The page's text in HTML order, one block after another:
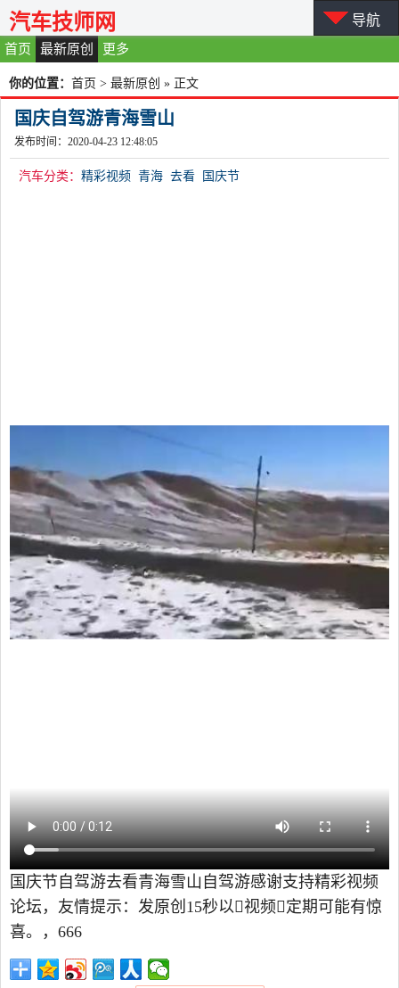
首页 最新原创 更多
汽车技师网 导航
你的位置： 首页 > 最新原创 » 正文
国庆自驾游青海雪山
发布时间：2020-04-23 12:48:05
汽车分类： 精彩视频 青海 去看 国庆节
国庆节自驾游去看青海雪山自驾游感谢支持精彩视频
论坛，友情提示：发原创15秒以视频定期可能有惊
喜。，666